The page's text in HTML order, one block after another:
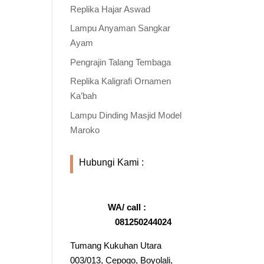
Replika Hajar Aswad
Lampu Anyaman Sangkar
Ayam
Pengrajin Talang Tembaga
Replika Kaligrafi Ornamen
Ka’bah
Lampu Dinding Masjid Model
Maroko
Hubungi Kami :
WA/ call :
081250244024
Tumang Kukuhan Utara
003/013, Cepogo, Boyolali,